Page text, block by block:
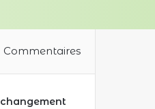
Commentaires